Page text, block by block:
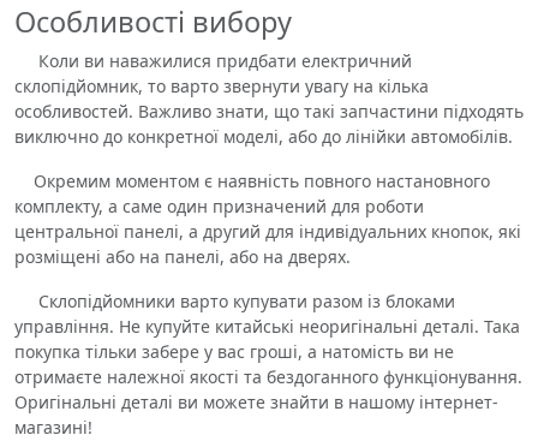
Особливості вибору
Коли ви наважилися придбати електричний
склопідйомник, то варто звернути увагу на кілька
особливостей. Важливо знати, що такі запчастини підходять
виключно до конкретної моделі, або до лінійки автомобілів.
Окремим моментом є наявність повного настановного
комплекту, а саме один призначений для роботи
центральної панелі, а другий для індивідуальних кнопок, які
розміщені або на панелі, або на дверях.
Склопідйомники варто купувати разом із блоками
управління. Не купуйте китайські неоригінальні деталі. Така
покупка тільки забере у вас гроші, а натомість ви не
отримаєте належної якості та бездоганного функціонування.
Оригінальні деталі ви можете знайти в нашому інтернет-
магазині!